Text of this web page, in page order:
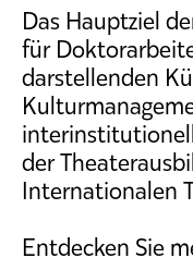
Das Hauptziel
für
darstellenden
der
Internationalen
Entdecken Sie